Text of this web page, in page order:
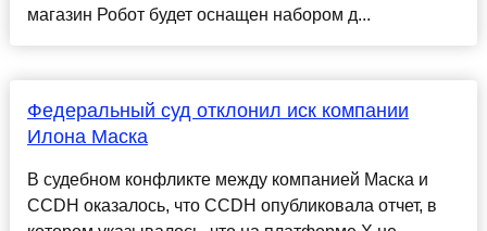
магазин Робот будет оснащен набором д...
Федеральный суд отклонил иск компании
Илона Маска
В судебном конфликте между компанией Маска и
CCDH оказалось, что CCDH опубликовала отчет, в